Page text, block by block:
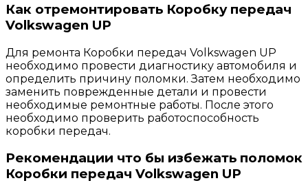
Как отремонтировать Коробку передач
Volkswagen UP
Для ремонта Коробки передач Volkswagen UP
необходимо провести диагностику автомобиля и
определить причину поломки. Затем необходимо
заменить поврежденные детали и провести
необходимые ремонтные работы. После этого
необходимо проверить работоспособность
коробки передач.
Рекомендации что бы избежать поломок
Коробки передач Volkswagen UP